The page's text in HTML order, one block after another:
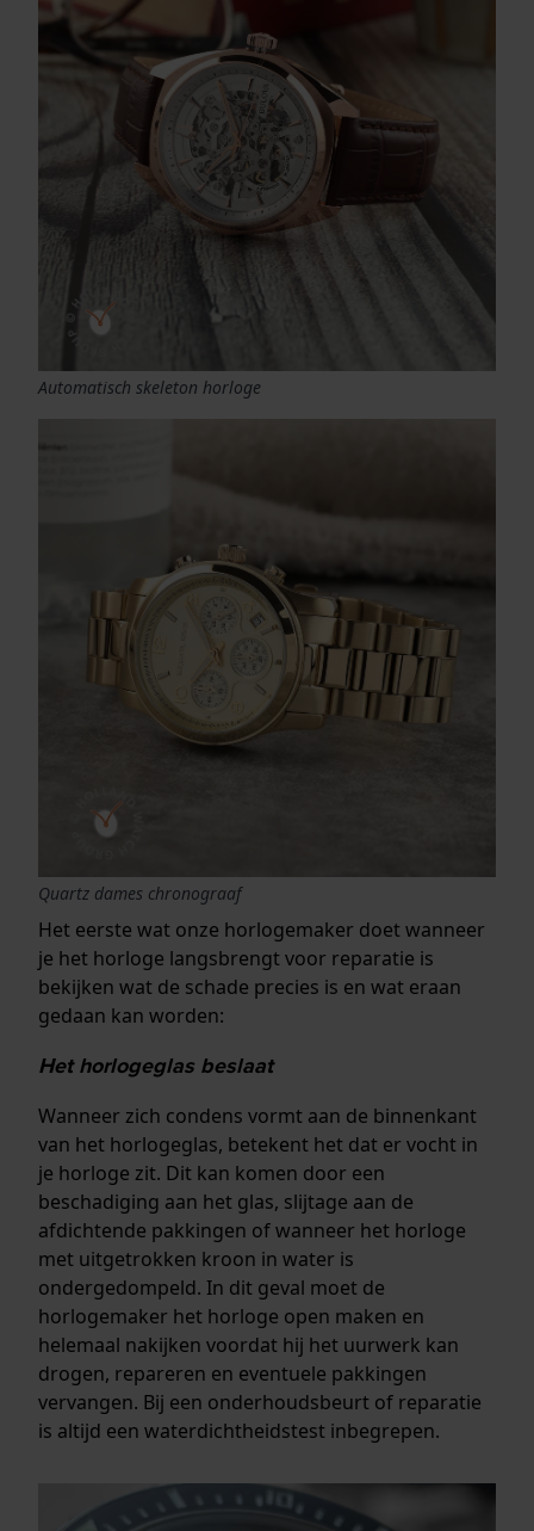
Automatisch skeleton horloge
Quartz dames chronograaf
Het eerste wat onze horlogemaker doet wanneer
je het horloge langsbrengt voor reparatie is
bekijken wat de schade precies is en wat eraan
gedaan kan worden:
Het horlogeglas beslaat
Wanneer zich condens vormt aan de binnenkant
van het horlogeglas, betekent het dat er vocht in
je horloge zit. Dit kan komen door een
beschadiging aan het glas, slijtage aan de
afdichtende pakkingen of wanneer het horloge
met uitgetrokken kroon in water is
ondergedompeld. In dit geval moet de
horlogemaker het horloge open maken en
helemaal nakijken voordat hij het uurwerk kan
drogen, repareren en eventuele pakkingen
vervangen. Bij een onderhoudsbeurt of reparatie
is altijd een waterdichtheidstest inbegrepen.